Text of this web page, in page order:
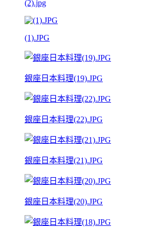
(2).jpg
(1).JPG
銀座日本料理(19).JPG
銀座日本料理(22).JPG
銀座日本料理(21).JPG
銀座日本料理(20).JPG